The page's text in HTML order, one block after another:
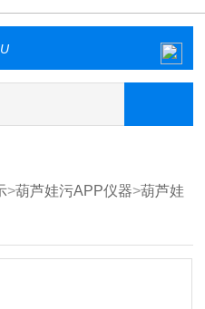
>葫芦娃污APP仪器>葫芦娃